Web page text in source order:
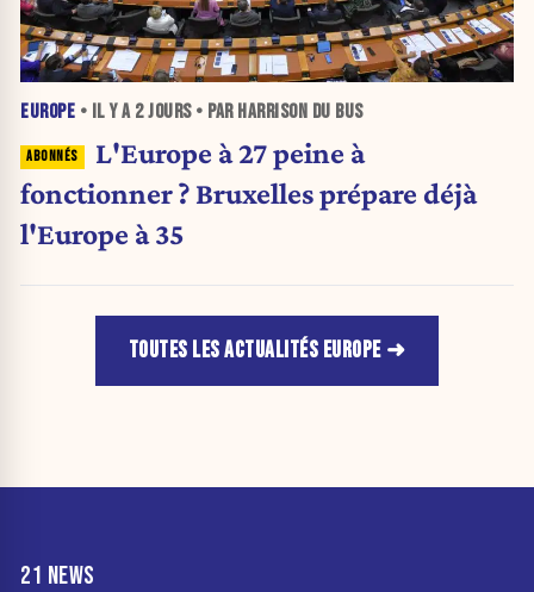
EUROPE • IL Y A 2 JOURS• PAR HARRISON DU BUS
L'Europe à 27 peine à
fonctionner ? Bruxelles prépare déjà
l'Europe à 35
TOUTES LES ACTUALITÉS EUROPE
21 NEWS